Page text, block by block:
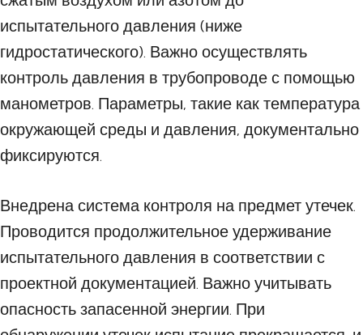
испытательного давления (ниже
гидростатического). Важно осуществлять
контроль давления в трубопроводе с помощью
манометров. Параметры, такие как температура
окружающей среды и давления, документально
фиксируются.
Внедрена система контроля на предмет утечек.
Проводится продолжительное удерживание
испытательного давления в соответствии с
проектной документацией. Важно учитывать
опасность запасенной энергии. При